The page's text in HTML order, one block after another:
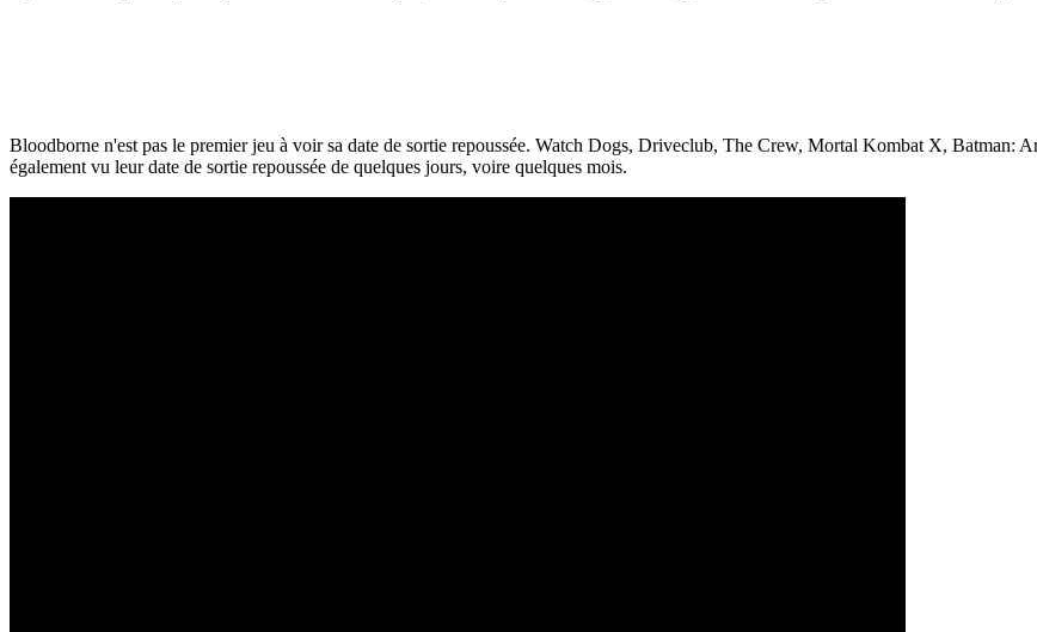
Bloodborne n'est pas le premier jeu à voir sa date de sortie repoussée. Watch Dogs, Driveclub, The Crew, Mortal Kombat X,
également vu leur date de sortie repoussée de quelques jours, voire quelques mois.